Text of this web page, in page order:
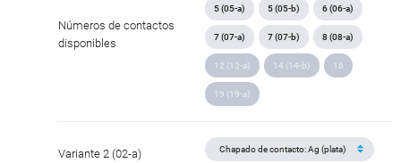
Números de contactos
disponibles
5 (05-a) 5 (05-b) 6 (06-a)
7 (07-a) 7 (07-b) 8 (08-a)
12 (12-a) 14 (14-b) 16
19 (19-a)
Variante 2 (02-a)